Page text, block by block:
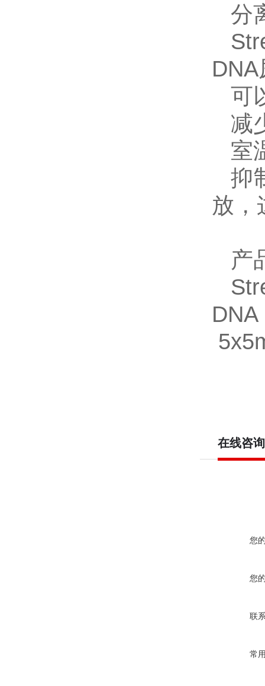
分
可
减
室
抑
放，
产
在线咨询
您
您
联
常